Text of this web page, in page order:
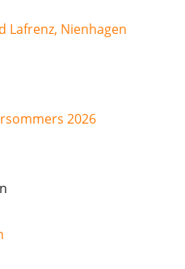
Lafrenz, Nienhagen
2026